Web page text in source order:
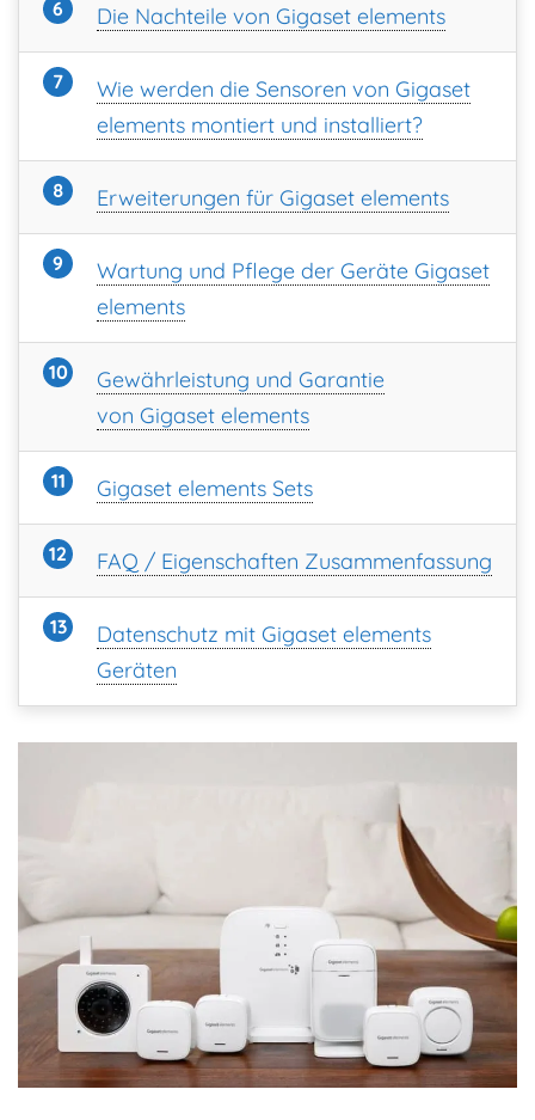
Die Nachteile von Gigaset elements
Wie werden die Sensoren von Gigaset
elements montiert und installiert?
Erweiterungen für Gigaset elements
Wartung und Pflege der Geräte Gigaset
elements
Gewährleistung und Garantie
von Gigaset elements
Gigaset elements Sets
FAQ / Eigenschaften Zusammenfassung
Datenschutz mit Gigaset elements
Geräten